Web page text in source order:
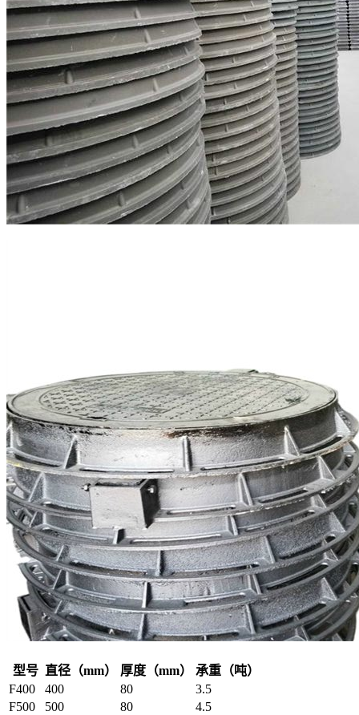
型号 直径（mm） 厚度（mm）
承重（吨）
F400
400 80
3.5
F500
500 80
4.5